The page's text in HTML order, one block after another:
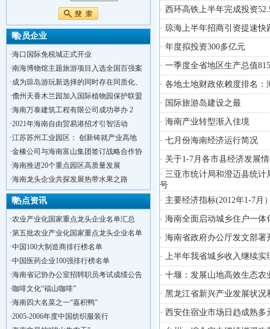
会员企业
·海口国际免税城正式开业
·南海博物馆主题旅游项目入选全国百强案
·成为琼岛游玩新选择的同时存在同质化、
·儋州天香木兰园加入国际植物园保护联盟
·海南万泰建筑工程有限公司成功举办 2
·2021年海南自由贸易港招才引智活动
·江苏苏州工业园区： 创新铸就产业高地
·金橡公司与海南富山集团签订战略合作协
·海南推进20个重点园区高质量发展
·海南龙头企业共探发展热带水果之路
热点资讯
·农业产业化国家重点龙头企业名单汇总
·第五批农业产业化国家重点龙头企业名单
·中国100大制造商排行榜名单
·中国医药企业100强排行榜名单
·海南省记协办公室招聘职员考试成绩公告
·咖啡文化“福山咖啡”
·海南四大名菜之一“嘉积鸭”
·2005-2006年度中国纺织服装行
· 西环高铁上半年完成投资
· 琼海上半年招商引资提速快
· 年度拟投资300多亿元
· 一季度全省地区生产总值
· 各地土地财政依赖度排名：
· 国际旅游岛建设之最
· 海南产业转型渐入佳境
· 七月份海南经济运行简况
· 关于1-7月各市县经济发展
· 三亚市统计局和澄迈县统
号
· 主要经济指标(2012年1-7月
· 海南全面启动城乡住户一体
· 海南省政府办公厅发文部
· 上半年我省城乡收入继续实
· 十堰：发展山地高效生态
· 黑龙江省新兴产业发展状况
· 西安住宿业市场日趋成熟